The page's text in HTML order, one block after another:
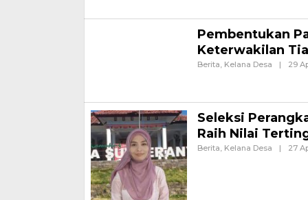
Pembentukan
Keterwakilan
Berita, Kelana Desa | 29
Seleksi
Raih Nilai
Berita, Kelana Desa | 27